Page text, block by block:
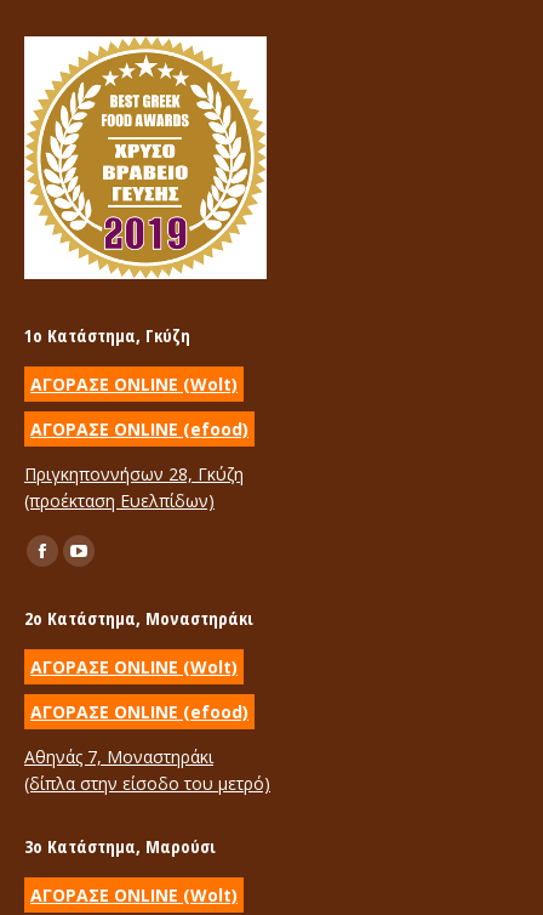
1ο Κατάστημα, Γκύζη
ΑΓΟΡΑΣΕ ONLINE (Wolt)
ΑΓΟΡΑΣΕ ONLINE (efood)
Πριγκηποννήσων 28, Γκύζη
(προέκταση Ευελπίδων)
Find us on:
Facebook
opens
in
new
window
YouTube
opens
in
new
window
2ο Κατάστημα, Μοναστηράκι
ΑΓΟΡΑΣΕ ONLINE (Wolt)
ΑΓΟΡΑΣΕ ONLINE (efood)
Αθηνάς 7, Μοναστηράκι
(δίπλα στην είσοδο του μετρό)
3ο Κατάστημα, Μαρούσι
ΑΓΟΡΑΣΕ ONLINE (Wolt)